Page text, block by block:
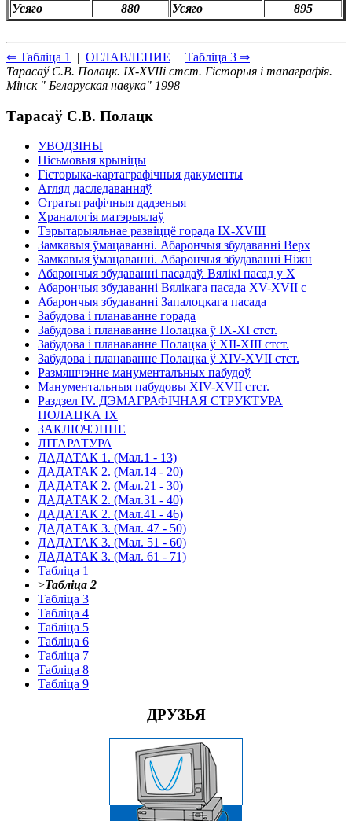
Усяго
880 Усяго 895
⇐ Таблiца 1 | ОГЛАВЛЕНИЕ | Таблiца 3 ⇒
Тарасаў С.В. Полацк. IX-XVIIi стст. Гiсторыя i тапаграфiя.
Мiнск " Беларуская навука" 1998
Тарасаў С.В. Полацк
УВОДЗIНЫ
Пiсьмовыя крынiцы
Гiсторыка-картаграфiчныя дакументы
Агляд даследаванняў
Стратыграфiчныя дадзеныя
Храналогiя матэрыялаў
Тэрытарыяльнае развiццё горада IX-XVIII
Замкавыя ўмацаваннi. Абарончыя збудаваннi Верх
Замкавыя ўмацаваннi. Абарончыя збудаваннi Нiжн
Абарончыя збудаваннi пасадаў. Вялiкi пасад у X
Абарончыя збудаваннi Вялiкага пасада XV-XVII с
Абарончыя збудаваннi Запалоцкага пасада
Забудова i планаванне горада
Забудова i планаванне Полацка ў IX-XI стст.
Забудова i планаванне Полацка ў ХII-ХIII стст.
Забудова i планаванне Полацка ў XIV-XVII стст.
Размяшчэнне манументалъных пабудоў
Манументальныя пабудовы XIV-XVII стст.
Раздзел IV. ДЭМАГРАФIЧНАЯ СТРУКТУРА
ПОЛАЦКА IX
ЗАКЛЮЧЭННЕ
ЛIТАРАТУРА
ДАДАТАК 1. (Мал.1 - 13)
ДАДАТАК 2. (Мал.14 - 20)
ДАДАТАК 2. (Мал.21 - 30)
ДАДАТАК 2. (Мал.31 - 40)
ДАДАТАК 2. (Мал.41 - 46)
ДАДАТАК 3. (Мал. 47 - 50)
ДАДАТАК 3. (Мал. 51 - 60)
ДАДАТАК 3. (Мал. 61 - 71)
Таблiца 1
>Таблiца 2
Таблiца 3
Таблiца 4
Таблiца 5
Таблiца 6
Таблiца 7
Таблiца 8
Таблiца 9
ДРУЗЬЯ